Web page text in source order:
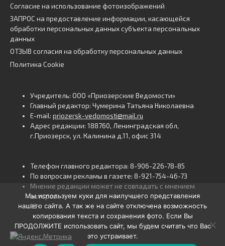
Согласие на использование фотоизображений
ЗАПРОС на предоставление информации, касающейся
обработки персональных данных субъекта персональных
данных
ОТЗЫВ согласия на обработку персональных данных
Политика Cookie
Учредитель: ООО «Приозерские Ведомости»
Главный редактор: Чумерина Татьяна Николаевна
E-mail: priozersk-vedomosti@mail.ru
Адрес редакции: 188760, Ленинградская обл,
г.Приозерск, ул. Калинина д.11, офис 314
Телефон главного редактора: 8-906-226-78-85
По вопросам рекламы в газете: 8-921-754-46-73
Мнение редакции может не совпадать с мнением
авторов.
16+
Мы используем куки для наилучшего представления
нашего сайта. А так же на сайте отключена возможность
копирования текста и сохранения фото. Если Вы
ПРОДОЛЖИТЕ использовать сайт, мы будем считать что Вас
это устраивает.